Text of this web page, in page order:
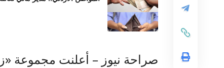
صراحة نيوز – أعلنت مجموعة